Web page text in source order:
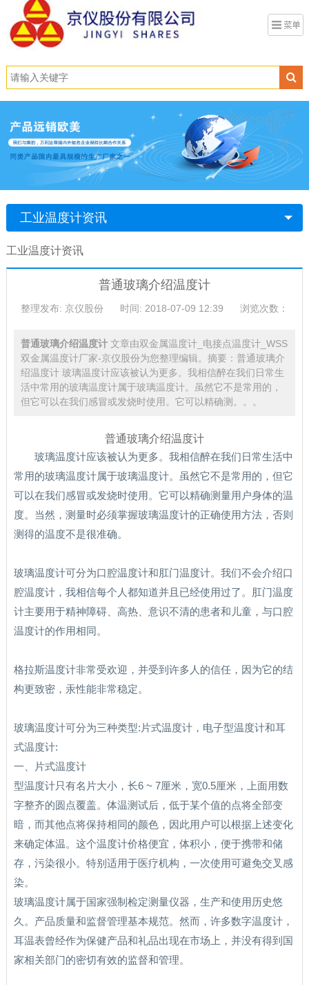
工业温度计资讯
工业温度计资讯
普通玻璃介绍温度计
整理发布: 京仪股份 时间: 2018-07-09 12:39 浏览次数：
普通玻璃介绍温度计 文章由双金属温度计_电接点温度计_WSS
双金属温度计厂家-京仪股份为您整理编辑。摘要：普通玻璃介
绍温度计 玻璃温度计应该被认为更多。我相信醉在我们日常生
活中常用的玻璃温度计属于玻璃温度计。虽然它不是常用的，
但它可以在我们感冒或发烧时使用。它可以精确测。。。
普通玻璃介绍温度计
玻璃温度计应该被认为更多。我相信醉在我们日常生活中
常用的玻璃温度计属于玻璃温度计。虽然它不是常用的，但它
可以在我们感冒或发烧时使用。它可以精确测量用户身体的温
度。当然，测量时必须掌握玻璃温度计的正确使用方法，否则
测得的温度不是很准确。
玻璃温度计可分为口腔温度计和肛门温度计。我们不会介绍口
腔温度计，我相信每个人都知道并且已经使用过了。肛门温度
计主要用于精神障碍、高热、意识不清的患者和儿童，与口腔
温度计的作用相同。
格拉斯温度计非常受欢迎，并受到许多人的信任，因为它的结
构更致密，汞性能非常稳定。
玻璃温度计可分为三种类型:片式温度计，电子型温度计和耳
式温度计:
一、片式温度计
型温度计只有名片大小，长6 ~ 7厘米，宽0.5厘米，上面用数
字整齐的圆点覆盖。体温测试后，低于某个值的点将全部变
暗，而其他点将保持相同的颜色，因此用户可以根据上述变化
来确定体温。这个温度计价格便宜，体积小，便于携带和储
存，污染很小。特别适用于医疗机构，一次使用可避免交叉感
染。
玻璃温度计属于国家强制检定测量仪器，生产和使用历史悠
久。产品质量和监督管理基本规范。然而，许多数字温度计，
耳温表曾经作为保健产品和礼品出现在市场上，并没有得到国
家相关部门的密切有效的监督和管理。